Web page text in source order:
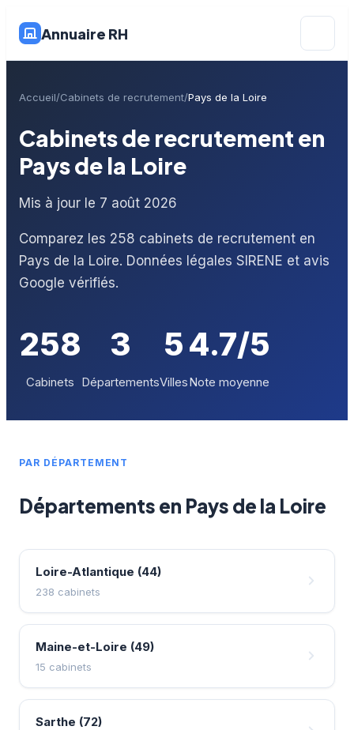
Annuaire RH
Accueil Cabinets de recrutement Pays de la Loire
Cabinets de recrutement en
Pays de la Loire
Mis à jour le 7 août 2026
Comparez les 258 cabinets de recrutement en
Pays de la Loire. Données légales SIRENE et avis
Google vérifiés.
258
Cabinets
3
Départements
5
Villes
4.7/5
Note moyenne
PAR DÉPARTEMENT
Départements en Pays de la Loire
Loire-Atlantique (44)
238 cabinets
Maine-et-Loire (49)
15 cabinets
Sarthe (72)